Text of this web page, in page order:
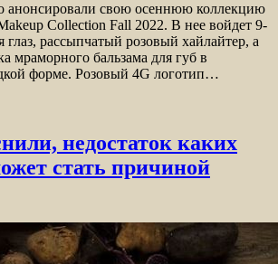
анонсировали свою осеннюю коллекцию
Collection Fall 2022. В нее войдет 9-
глаз, рассыпчатый розовый хайлайтер, а
мраморного бальзама для губ в
форме. Розовый 4G логотип…
недостаток каких
стать причиной